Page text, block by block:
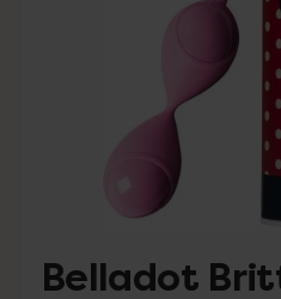
Belladot